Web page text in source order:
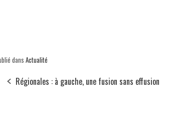
dans Actualité
Régionales : à gauche, une fusion sans effusion